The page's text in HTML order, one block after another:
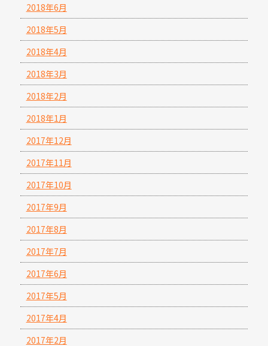
2018年6月
2018年5月
2018年4月
2018年3月
2018年2月
2018年1月
2017年12月
2017年11月
2017年10月
2017年9月
2017年8月
2017年7月
2017年6月
2017年5月
2017年4月
2017年2月